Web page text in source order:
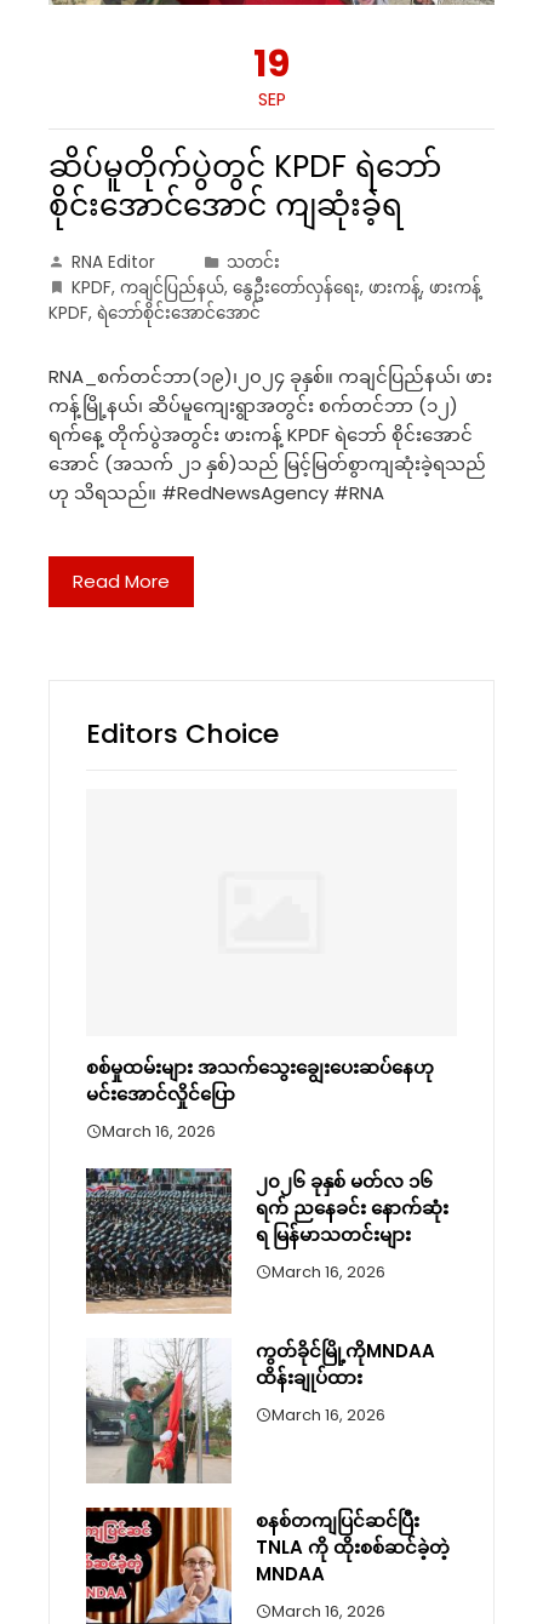
19
SEP
ဆိပ်မူတိုက်ပွဲတွင် KPDF ရဲဘော်
စိုင်းအောင်အောင် ကျဆုံးခဲ့ရ
RNA Editor
သတင်း
KPDF, ကချင်ပြည်နယ်, နွေဦးတော်လှန်ရေး, ဖားကန့်, ဖားကန့်
KPDF, ရဲဘော်စိုင်းအောင်အောင်
RNA_စက်တင်ဘာ(၁၉)၊၂၀၂၄ ခုနှစ်။ ကချင်ပြည်နယ်၊ ဖား
ကန့်မြို့နယ်၊ ဆိပ်မူကျေးရွာအတွင်း စက်တင်ဘာ (၁၂)
ရက်နေ့ တိုက်ပွဲအတွင်း ဖားကန့် KPDF ရဲဘော် စိုင်းအောင်
အောင် (အသက် ၂၁ နှစ်)သည် မြင့်မြတ်စွာကျဆုံးခဲ့ရသည်
ဟု သိရသည်။ #RedNewsAgency #RNA
Read More
Editors Choice
စစ်မှုထမ်းများ အသက်သွေးချွေးပေးဆပ်နေဟု
မင်းအောင်လှိုင်ပြော
March 16, 2026
၂၀၂၆ ခုနှစ် မတ်လ ၁၆
ရက် ညနေခင်း နောက်ဆုံး
ရ မြန်မာသတင်းများ
March 16, 2026
ကွတ်ခိုင်မြို့ကိုMNDAA
ထိန်းချုပ်ထား
March 16, 2026
စနစ်တကျပြင်ဆင်ပြီး
TNLA ကို ထိုးစစ်ဆင်ခဲ့တဲ့
MNDAA
March 16, 2026